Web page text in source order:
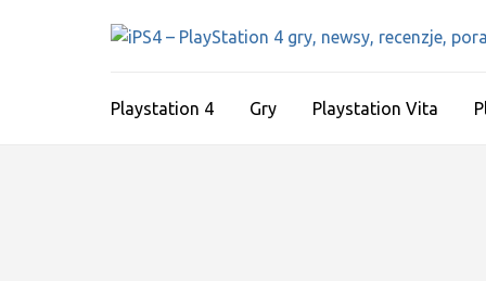
Playstation 4 Gry Playstation Vita